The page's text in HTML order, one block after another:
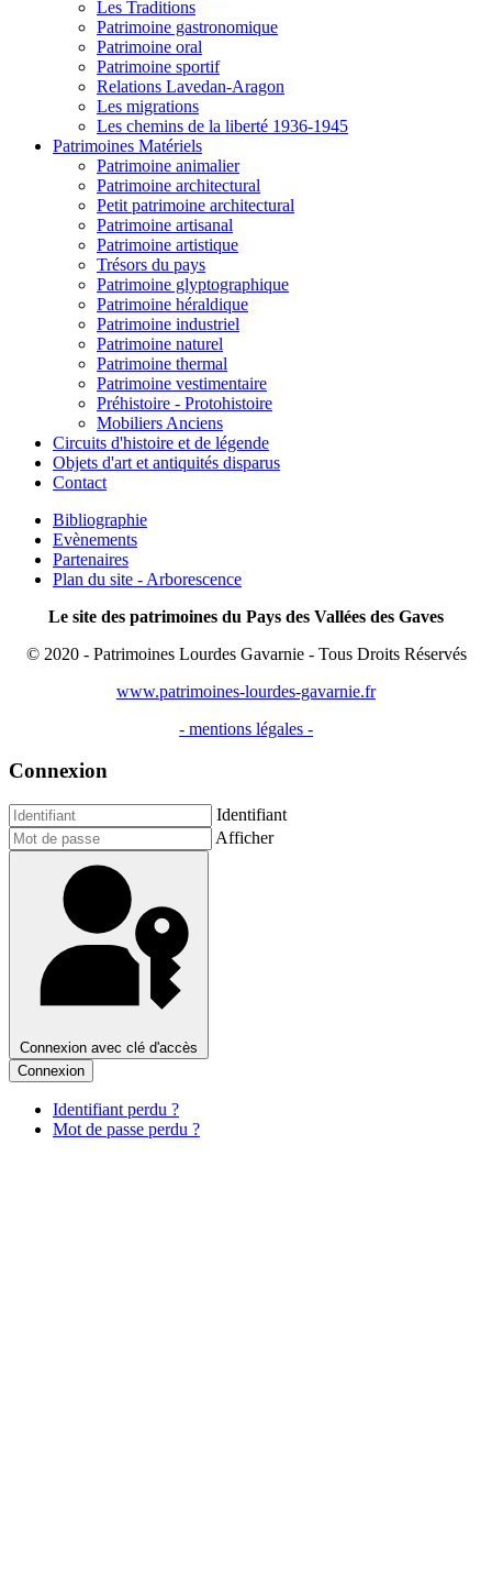
Les Traditions
Patrimoine gastronomique
Patrimoine oral
Patrimoine sportif
Relations Lavedan-Aragon
Les migrations
Les chemins de la liberté 1936-1945
Patrimoines Matériels
Patrimoine animalier
Patrimoine architectural
Petit patrimoine architectural
Patrimoine artisanal
Patrimoine artistique
Trésors du pays
Patrimoine glyptographique
Patrimoine héraldique
Patrimoine industriel
Patrimoine naturel
Patrimoine thermal
Patrimoine vestimentaire
Préhistoire - Protohistoire
Mobiliers Anciens
Circuits d'histoire et de légende
Objets d'art et antiquités disparus
Contact
Bibliographie
Evènements
Partenaires
Plan du site - Arborescence
Le site des patrimoines du Pays des Vallées des Gaves
© 2020 - Patrimoines Lourdes Gavarnie - Tous Droits Réservés
www.patrimoines-lourdes-gavarnie.fr
- mentions légales -
Connexion
Identifiant
Afficher
Connexion avec clé d'accès
Connexion
Identifiant perdu ?
Mot de passe perdu ?